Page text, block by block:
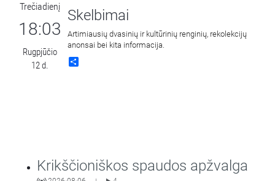
Trečiadienį
18:03
Rugpjūčio
12 d.
Skelbimai
Artimiausių dvasinių ir kultūrinių renginių, rekolekcijų
anonsai bei kita informacija.
Krikščioniškos spaudos apžvalga